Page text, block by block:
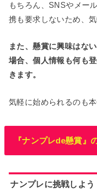
もちろん、SNSやメー
携も要求しないため、
また、懸賞に興味はな
場合、個人情報も何も
きます。
気軽に始められるのも
『ナンプレde懸賞』
ナンプレに挑戦しよう